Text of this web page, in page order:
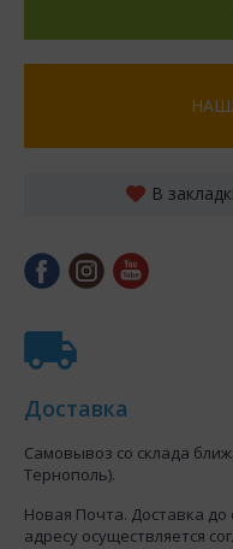
В
Доставка
Самовывоз со склада
Тернополь).
Новая Почта. Доставка
адресу осуществляется